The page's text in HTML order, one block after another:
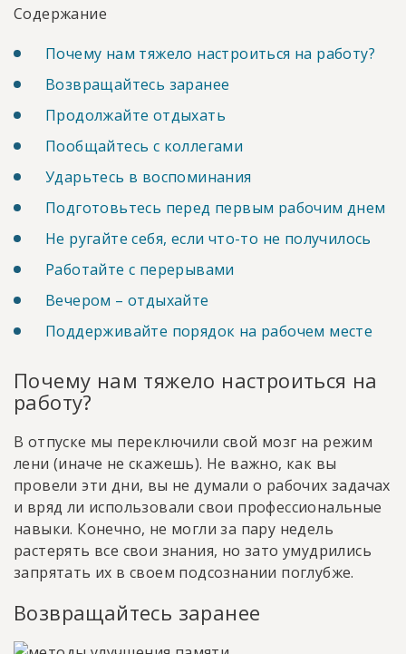
Содержание
Почему нам тяжело настроиться на работу?
Возвращайтесь заранее
Продолжайте отдыхать
Пообщайтесь с коллегами
Ударьтесь в воспоминания
Подготовьтесь перед первым рабочим днем
Не ругайте себя, если что-то не получилось
Работайте с перерывами
Вечером – отдыхайте
Поддерживайте порядок на рабочем месте
Почему нам тяжело настроиться на
работу?
В отпуске мы переключили свой мозг на режим
лени (иначе не скажешь). Не важно, как вы
провели эти дни, вы не думали о рабочих задачах
и вряд ли использовали свои профессиональные
навыки. Конечно, не могли за пару недель
растерять все свои знания, но зато умудрились
запрятать их в своем подсознании поглубже.
Возвращайтесь заранее